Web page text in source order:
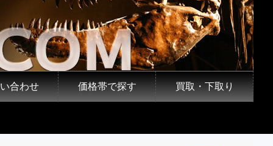
合わせ 価格帯で探す 買取・下取り